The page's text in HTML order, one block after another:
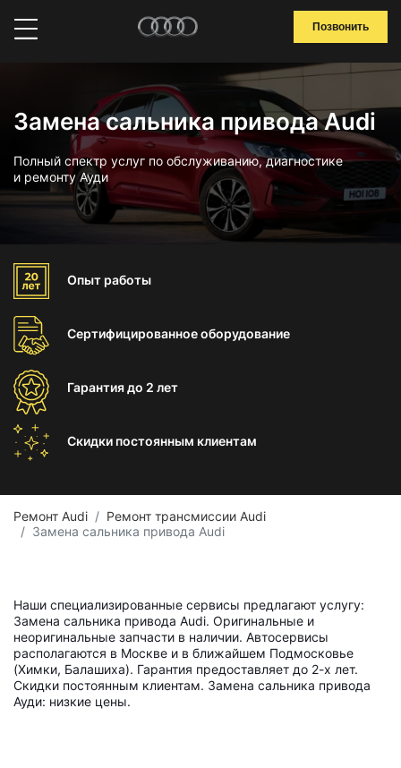
Позвонить
Замена сальника привода Audi
Полный спектр услуг по обслуживанию, диагностике
и ремонту Ауди
Опыт работы
Сертифицированноеоборудование
Гарантиядо 2 лет
Скидки постоянным клиентам
Ремонт Audi
Ремонт трансмиссии Audi
Замена сальника привода Audi
Наши специализированные сервисы предлагают услугу:
Замена сальника привода Audi. Оригинальные и
неоригинальные запчасти в наличии. Автосервисы
располагаются в Москве и в ближайшем Подмосковье
(Химки, Балашиха). Гарантия предоставляет до 2-х лет.
Скидки постоянным клиентам. Замена сальника привода
Ауди: низкие цены.